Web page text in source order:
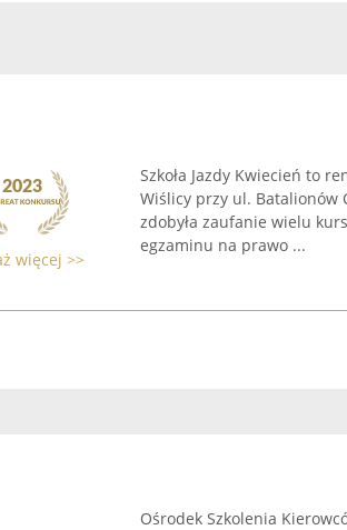
więcej >>
Szkoła Jazdy Kwiecień to
Wiślicy przy ul. Batalionów
zdobyła zaufanie wielu
egzaminu na prawo ...
Ośrodek Szkolenia